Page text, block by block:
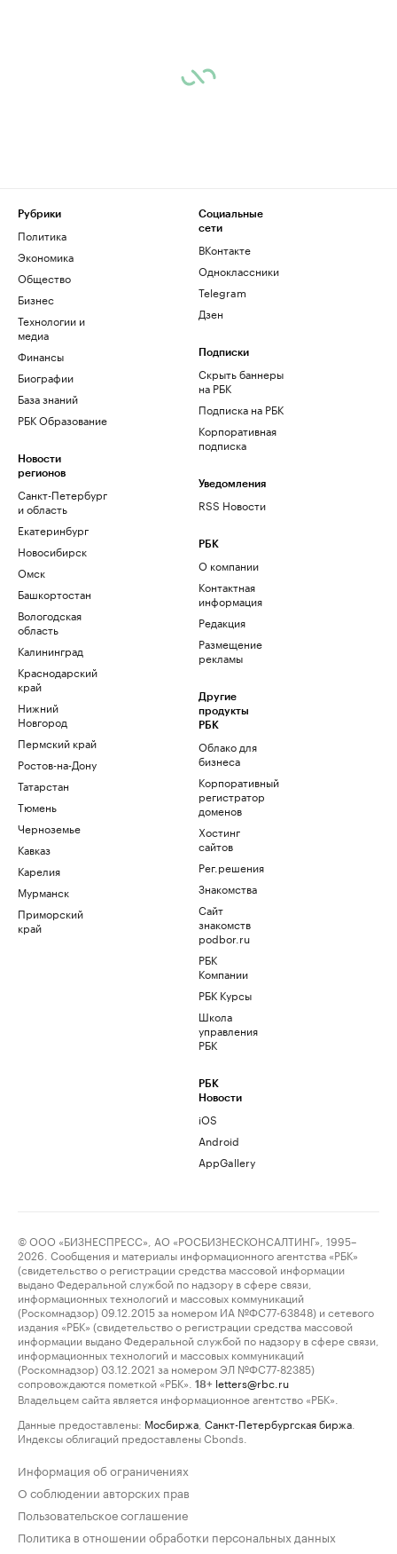
Рубрики
Политика
Экономика
Общество
Бизнес
Технологии и
медиа
Финансы
Биографии
База знаний
РБК Образование
Новости
регионов
Санкт-Петербург
и область
Екатеринбург
Новосибирск
Омск
Башкортостан
Вологодская
область
Калининград
Краснодарский
край
Нижний
Новгород
Пермский край
Ростов-на-Дону
Татарстан
Тюмень
Черноземье
Кавказ
Карелия
Мурманск
Приморский
край
Социальные
сети
ВКонтакте
Одноклассники
Telegram
Дзен
Подписки
Скрыть баннеры
на РБК
Подписка на РБК
Корпоративная
подписка
Уведомления
RSS Новости
РБК
О компании
Контактная
информация
Редакция
Размещение
рекламы
Другие
продукты
РБК
Облако для
бизнеса
Корпоративный
регистратор
доменов
Хостинг
сайтов
Рег.решения
Знакомства
Сайт
знакомств
podbor.ru
РБК
Компании
РБК Курсы
Школа
управления
РБК
РБК
Новости
iOS
Android
AppGallery
© ООО «БИЗНЕСПРЕСС», АО «РОСБИЗНЕСКОНСАЛТИНГ», 1995–
2026. Сообщения и материалы информационного агентства «РБК»
(свидетельство о регистрации средства массовой информации
выдано Федеральной службой по надзору в сфере связи,
информационных технологий и массовых коммуникаций
(Роскомнадзор) 09.12.2015 за номером ИА №ФС77-63848) и сетевого
издания «РБК» (свидетельство о регистрации средства массовой
информации выдано Федеральной службой по надзору в сфере связи,
информационных технологий и массовых коммуникаций
(Роскомнадзор) 03.12.2021 за номером ЭЛ №ФС77-82385)
сопровождаются пометкой «РБК».
18+ letters@rbc.ru
Владельцем сайта является информационное агентство «РБК».
Данные предоставлены: Мосбиржа Санкт-Петербургская биржа
Индексы облигаций предоставлены Cbonds.
Информация об ограничениях
О соблюдении авторских прав
Пользовательское соглашение
Политика в отношении обработки персональных данных